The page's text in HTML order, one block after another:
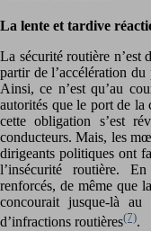
La lente et tardive
La sécurité routière n’est
partir de l’accélération du
Ainsi, ce n’est qu’au
autorités que le port de la
cette obligation s’est
conducteurs. Mais, les
dirigeants politiques ont
l’insécurité routière.
renforcés, de même que
concourait jusque-là au
d’infractions routières(7).